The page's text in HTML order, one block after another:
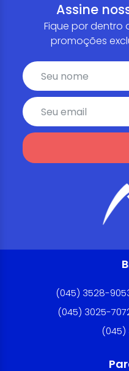
Assine
Fique por dentro
promoções
(045) 3528-
(045) 3025-
(045)